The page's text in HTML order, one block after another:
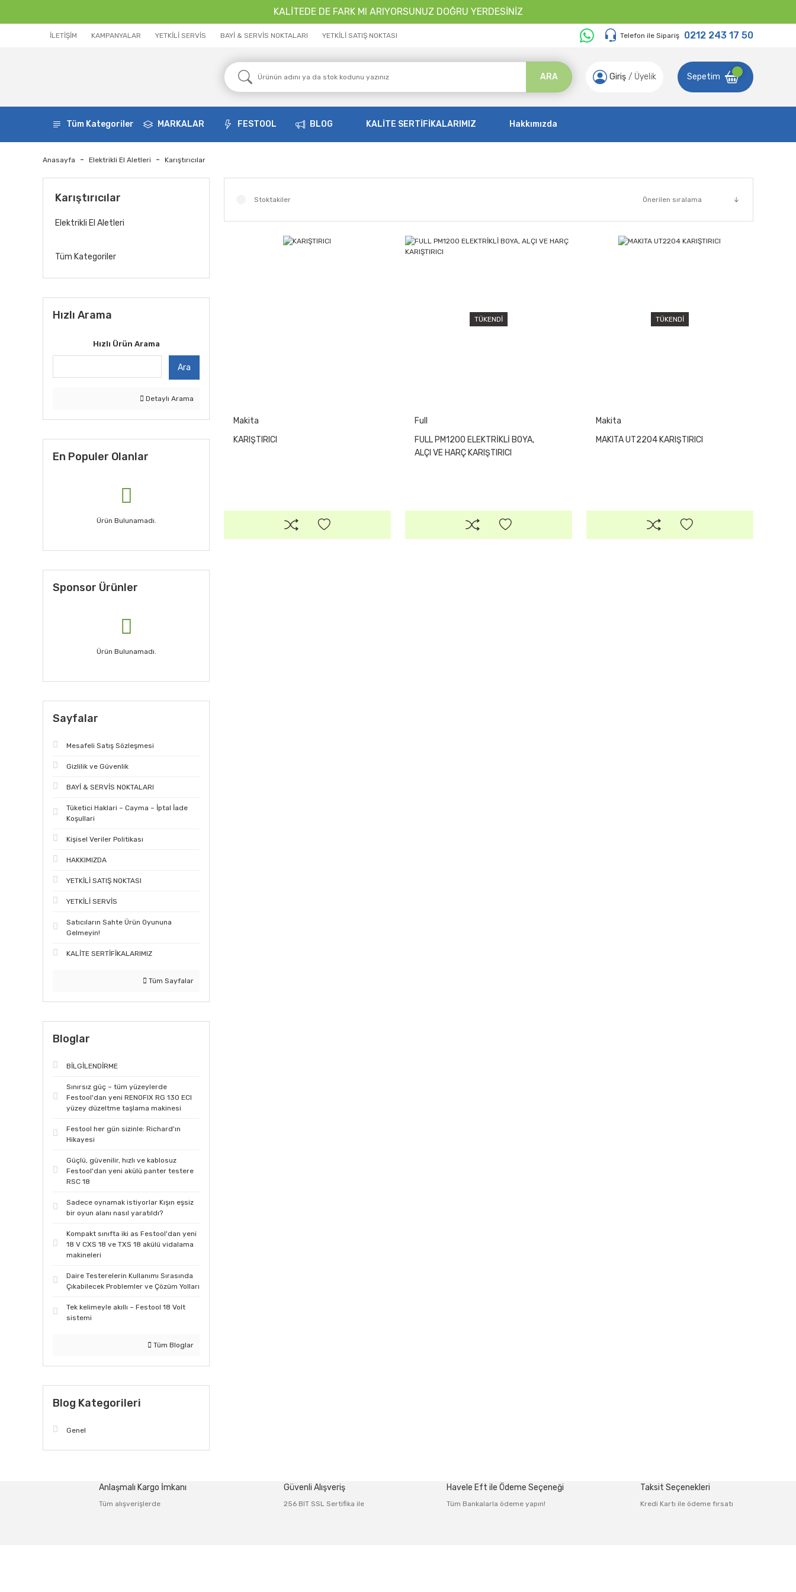
KALİTEDE DE FARK MI ARIYORSUNUZ DOĞRU YERDESİNİZ
İLETİŞİM KAMPANYALAR YETKİLİ SERVİS BAYİ & SERVİS NOKTALARI YETKİLİ SATIŞ NOKTASI Telefon ile Sipariş 0212 243 17 50
ARA Giriş / Üyelik Sepetim
Tüm Kategoriler MARKALAR FESTOOL BLOG KALİTE SERTİFİKALARIMIZ Hakkımızda
Anasayfa Elektrikli El Aletleri Karıştırıcılar
Karıştırıcılar
Elektrikli El Aletleri
Tüm Kategoriler
Hızlı Arama
Hızlı Ürün Arama
Ara
Detaylı Arama
En Populer Olanlar
Ürün Bulunamadı.
Sponsor Ürünler
Ürün Bulunamadı.
Sayfalar
Mesafeli Satış Sözleşmesi
Gizlilik ve Güvenlik
BAYİ & SERVİS NOKTALARI
Tüketici Haklari – Cayma – İptal İade
Koşullari
Kişisel Veriler Politikası
HAKKIMIZDA
YETKİLİ SATIŞ NOKTASI
YETKİLİ SERVİS
Satıcıların Sahte Ürün Oyununa
Gelmeyin!
KALİTE SERTİFİKALARIMIZ
Tüm Sayfalar
Bloglar
BİLGİLENDİRME
Sınırsız güç – tüm yüzeylerde
Festool'dan yeni RENOFIX RG 130 ECI
yüzey düzeltme taşlama makinesi
Festool her gün sizinle: Richard'ın
Hikayesi
Güçlü, güvenilir, hızlı ve kablosuz
Festool'dan yeni akülü panter testere
RSC 18
Sadece oynamak istiyorlar Kışın eşsiz
bir oyun alanı nasıl yaratıldı?
Kompakt sınıfta iki as Festool'dan yeni
18 V CXS 18 ve TXS 18 akülü vidalama
makineleri
Daire Testerelerin Kullanımı Sırasında
Çıkabilecek Problemler ve Çözüm Yolları
Tek kelimeyle akıllı – Festool 18 Volt
sistemi
Tüm Bloglar
Blog Kategorileri
Genel
Stoktakiler
Makita
KARIŞTIRICI
TÜKENDİ
Full
FULL PM1200 ELEKTRİKLİ BOYA,
ALÇI VE HARÇ KARIŞTIRICI
TÜKENDİ
Makita
MAKITA UT2204 KARIŞTIRICI
Anlaşmalı Kargo İmkanı
Tüm alışverişlerde
Güvenli Alışveriş
256 BIT SSL Sertifika ile
Havele Eft ile Ödeme Seçeneği
Tüm Bankalarla ödeme yapın!
Taksit Seçenekleri
Kredi Kartı ile ödeme fırsatı